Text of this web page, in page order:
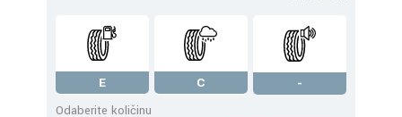
E C
-
Odaberite količinu